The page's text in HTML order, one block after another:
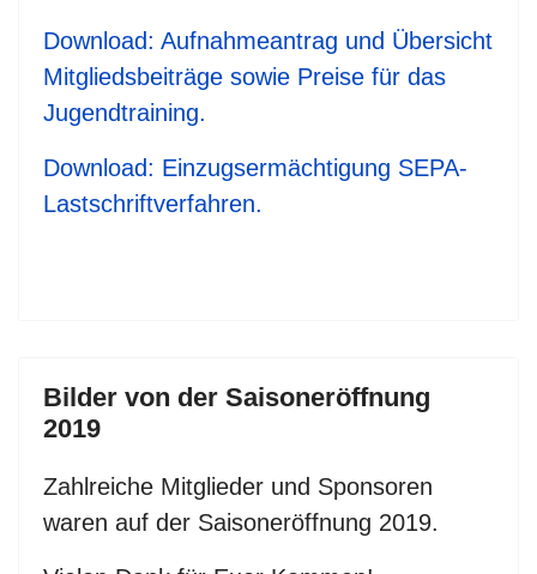
Download: Aufnahmeantrag und Übersicht
Mitgliedsbeiträge sowie Preise für das
Jugendtraining.
Download: Einzugsermächtigung SEPA-
Lastschriftverfahren.
Bilder von der Saisoneröffnung
2019
Zahlreiche Mitglieder und Sponsoren
waren auf der Saisoneröffnung 2019.